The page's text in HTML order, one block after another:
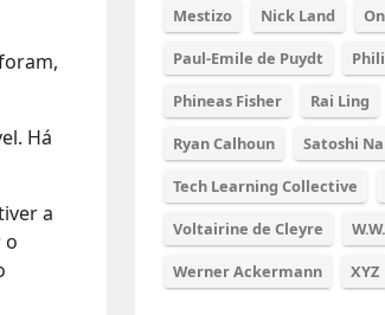
Há
a
o
Mestizo
Nick Land
Paul-Emile de Puydt
Phineas Fisher
Rai Ling
Ryan Calhoun
Satoshi
Tech Learning Collective
Voltairine de Cleyre
Werner Ackermann
XYZ